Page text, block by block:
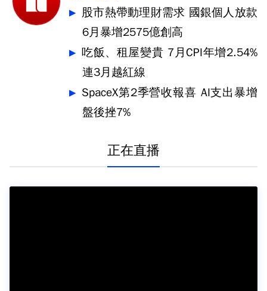
股市熱帶動理財需求 國銀個人放款
6月暴增2575億創高
吃飯、租屋變貴 7月CPI年增2.54%
連3月越紅線
SpaceX第2季營收報喜 AI支出暴增
盤後挫7%
正在直播